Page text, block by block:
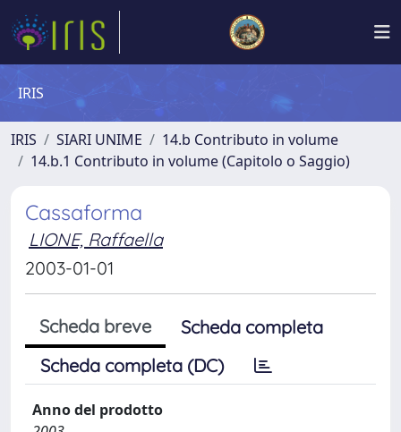
IRIS
IRIS SIARI UNIME
14.b Contributo in volume
14.b.1 Contributo in volume (Capitolo o Saggio)
Cassaforma
LIONE, Raffaella
2003-01-01
Scheda breve
Scheda completa
Scheda completa (DC)
Anno del prodotto